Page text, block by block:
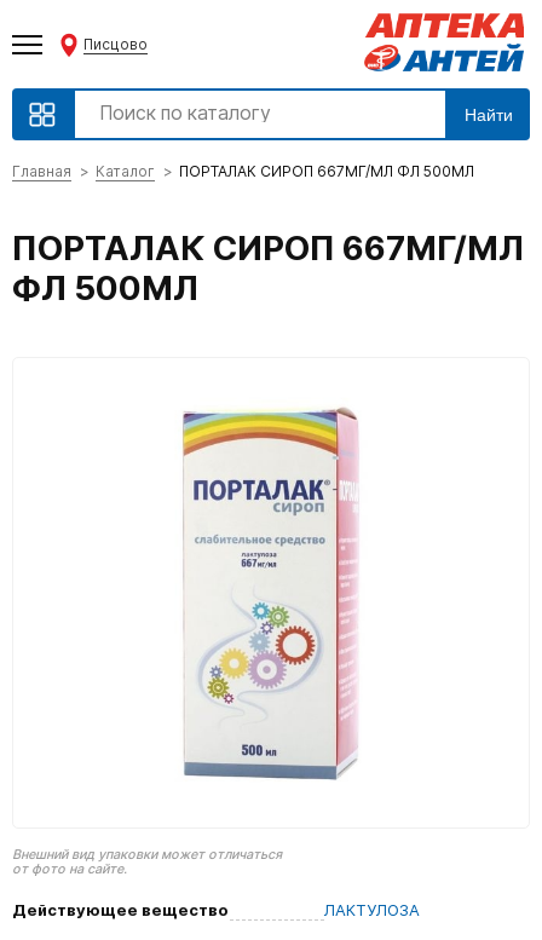
Писцово
Найти
Главная Каталог ПОРТАЛАК СИРОП 667МГ/МЛ ФЛ 500МЛ
ПОРТАЛАК СИРОП 667МГ/МЛ
ФЛ 500МЛ
Внешний вид упаковки может отличаться
от фото на сайте.
Действующее вещество
ЛАКТУЛОЗА